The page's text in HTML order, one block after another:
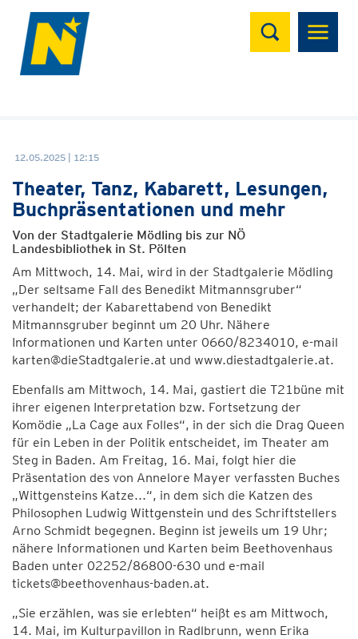
Suchen
12.05.2025 | 12:15
Theater, Tanz, Kabarett, Lesungen,
Buchpräsentationen und mehr
Von der Stadtgalerie Mödling bis zur NÖ
Landesbibliothek in St. Pölten
Am Mittwoch, 14. Mai, wird in der Stadtgalerie Mödling
„Der seltsame Fall des Benedikt Mitmannsgruber“
verhandelt; der Kabarettabend von Benedikt
Mitmannsgruber beginnt um 20 Uhr. Nähere
Informationen und Karten unter 0660/8234010, e-mail
karten@dieStadtgalerie.at und www.diestadtgalerie.at.
Ebenfalls am Mittwoch, 14. Mai, gastiert die T21büne mit
ihrer eigenen Interpretation bzw. Fortsetzung der
Komödie „La Cage aux Folles“, in der sich die Drag Queen
für ein Leben in der Politik entscheidet, im Theater am
Steg in Baden. Am Freitag, 16. Mai, folgt hier die
Präsentation des von Annelore Mayer verfassten Buches
„Wittgensteins Katze...“, in dem sich die Katzen des
Philosophen Ludwig Wittgenstein und des Schriftstellers
Arno Schmidt begegnen. Beginn ist jeweils um 19 Uhr;
nähere Informationen und Karten beim Beethovenhaus
Baden unter 02252/86800-630 und e-mail
tickets@beethovenhaus-baden.at.
„Sie erzählen, was sie erlebten“ heißt es am Mittwoch,
14. Mai, im Kulturpavillon in Radlbrunn, wenn Erika